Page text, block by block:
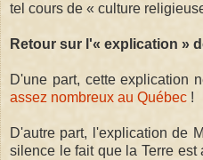
tel cours de « culture
Retour sur l'« explication »
D'une part, cette explication
assez nombreux au Québec !
D'autre part, l'explication de
silence le fait que la Terre